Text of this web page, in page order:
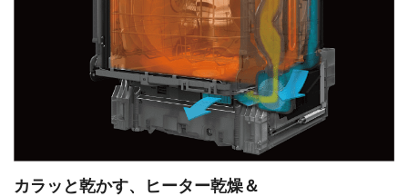
カラッと乾かす、ヒーター乾燥＆